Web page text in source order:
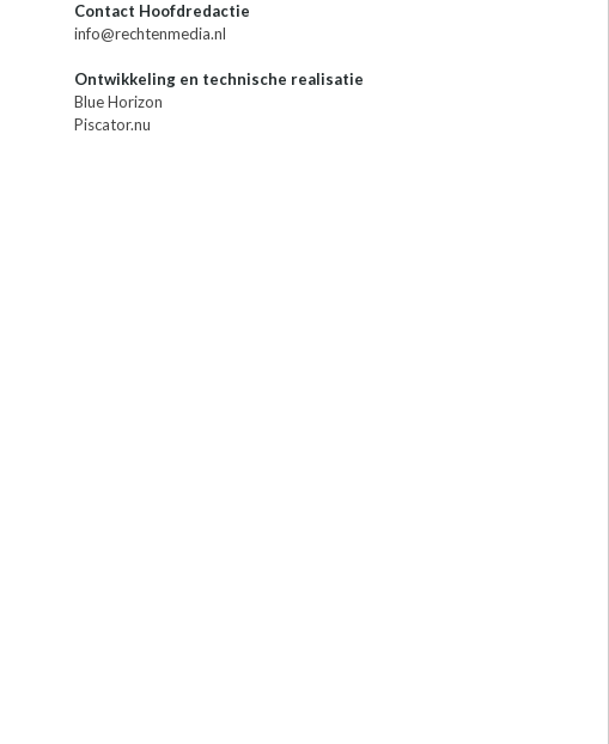
Contact Hoofdredactie
info@rechtenmedia.nl
Ontwikkeling en technische realisatie
Blue Horizon
Piscator.nu